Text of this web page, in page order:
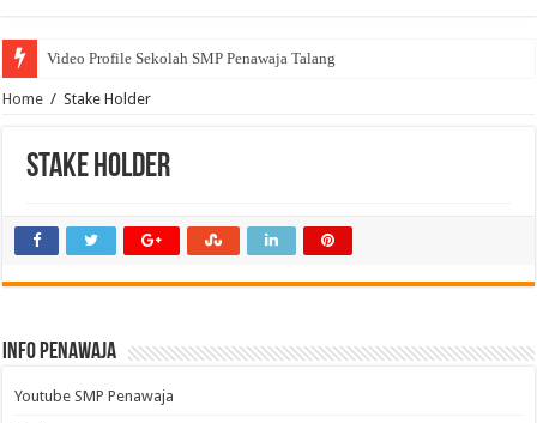
Video Profile Sekolah SMP Penawaja Talang
Home / Stake Holder
Stake Holder
Info Penawaja
Youtube SMP Penawaja